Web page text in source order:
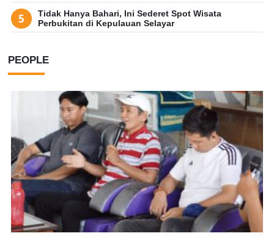
Tidak Hanya Bahari, Ini Sederet Spot Wisata
Perbukitan di Kepulauan Selayar
PEOPLE